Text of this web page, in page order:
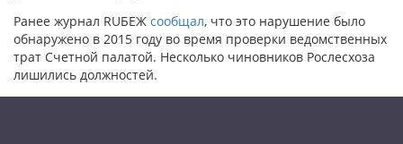
Ранее журнал RUБЕЖ сообщал, что это нарушение было
обнаружено в 2015 году во время проверки ведомственных
трат Счетной палатой. Несколько чиновников Рослесхоза
лишились должностей.